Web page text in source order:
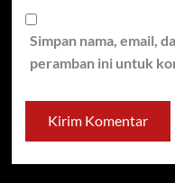
Simpan nama, email,
peramban ini untuk